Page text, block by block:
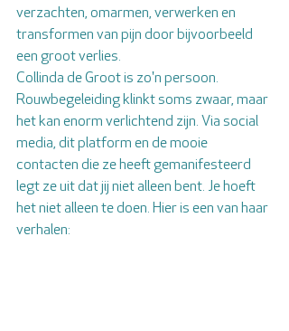
verzachten, omarmen, verwerken en
transformen van pijn door bijvoorbeeld
een groot verlies.
Collinda de Groot is zo'n persoon.
Rouwbegeleiding klinkt soms zwaar, maar
het kan enorm verlichtend zijn. Via social
media, dit platform en de mooie
contacten die ze heeft gemanifesteerd
legt ze uit dat jij niet alleen bent. Je hoeft
het niet alleen te doen. Hier is een van haar
verhalen: